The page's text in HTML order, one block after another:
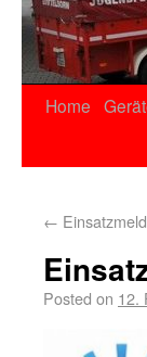
Home
←
Posted on 12.